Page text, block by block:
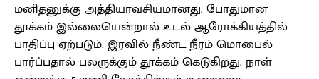
மனிதனுக்கு அத்தியாவசியமானது. போதுமான
தூக்கம் இல்லையென்றால் உடல் ஆரோக்கியத்தில்
பாதிப்பு ஏற்படும். இரவில் நீண்ட நீரம் மொபைல்
பார்ப்பதால் பலருக்கும் தூக்கம் கெடுகிறது. நாள்